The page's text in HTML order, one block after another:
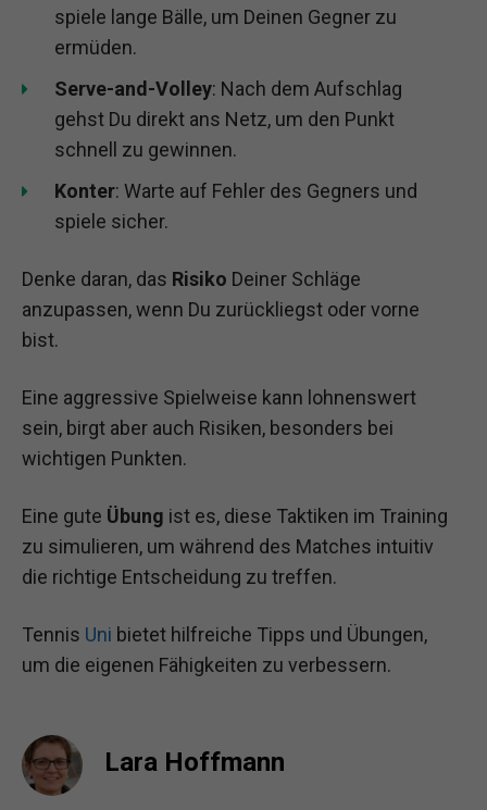
spiele lange Bälle, um Deinen Gegner zu
ermüden.
Serve-and-Volley: Nach dem Aufschlag
gehst Du direkt ans Netz, um den Punkt
schnell zu gewinnen.
Konter: Warte auf Fehler des Gegners und
spiele sicher.
Denke daran, das Risiko Deiner Schläge
anzupassen, wenn Du zurückliegst oder vorne
bist.
Eine aggressive Spielweise kann lohnenswert
sein, birgt aber auch Risiken, besonders bei
wichtigen Punkten.
Eine gute Übung ist es, diese Taktiken im Training
zu simulieren, um während des Matches intuitiv
die richtige Entscheidung zu treffen.
Tennis Uni bietet hilfreiche Tipps und Übungen,
um die eigenen Fähigkeiten zu verbessern.
Lara Hoffmann